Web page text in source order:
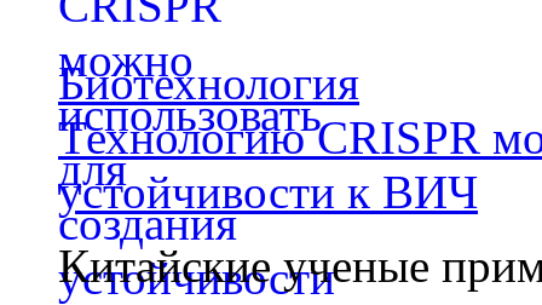
Биотехнология
Технологию CRISPR
устойчивости к ВИЧ
Китайские ученые